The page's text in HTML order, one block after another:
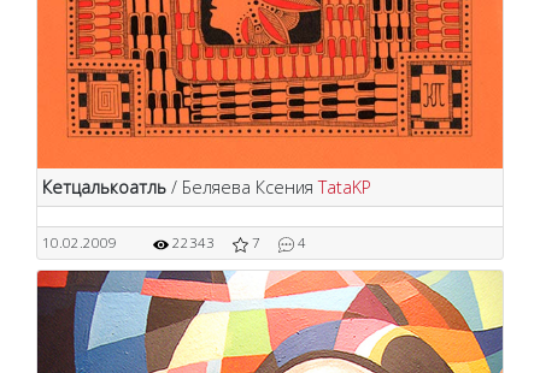
Кетцалькоатль / Беляева КсенияTataKP
10.02.2009 22343 7 4